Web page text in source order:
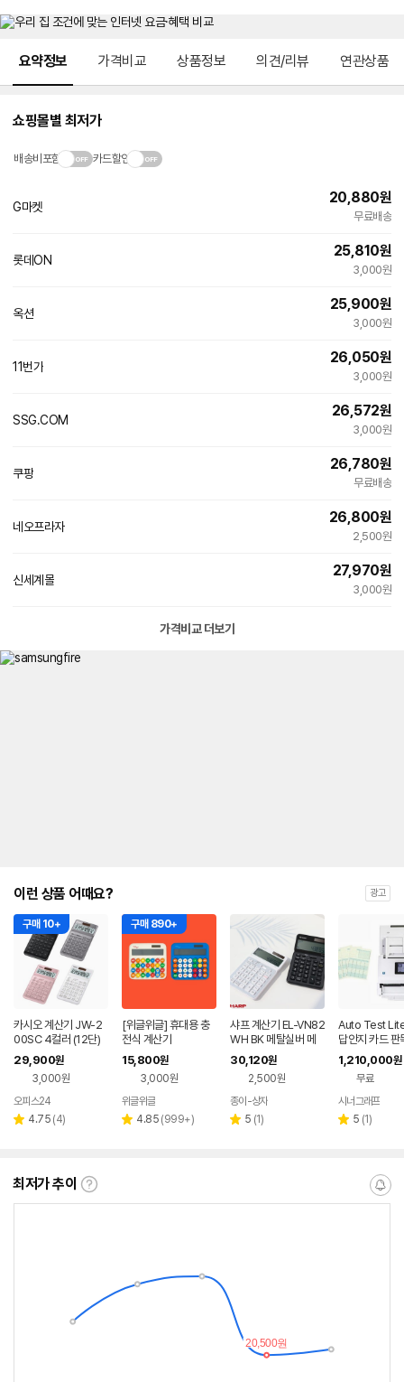
요약정보 가격비교 상품정보 의견/리뷰 연관상품
쇼핑몰별 최저가
배송비포함 카드할인
G마켓
20,880원
무료배송
롯데ON
25,810원
3,000원
옥션
25,900원
3,000원
11번가
26,050원
3,000원
SSG.COM
26,572원
3,000원
쿠팡
26,780원
무료배송
네오프라자
26,800원
2,500원
신세계몰
27,970원
3,000원
가격비교 더보기
이런 상품 어때요? 광고
구매 10+
카시오 계산기 JW-2
00SC 4컬러 (12단)
29,900원
3,000원
오피스24
별 4.75 리
(4)
구매 890+
[위글위글] 휴대용 충
전식 계산기
15,800원
3,000원
페이
위글위글
별 4.85 리
(999+)
샤프 계산기 EL-VN82
WH BK 메탈실버 메
탈블랙
30,120원
2,500원
종이-상자
별 5 리
(1)
Auto Test
답안지 카드 판
인식 자동채점
기 성적처리
1,210,000원
무료
시너그래프
별 5 리
(1)
최저가 추이
최
알